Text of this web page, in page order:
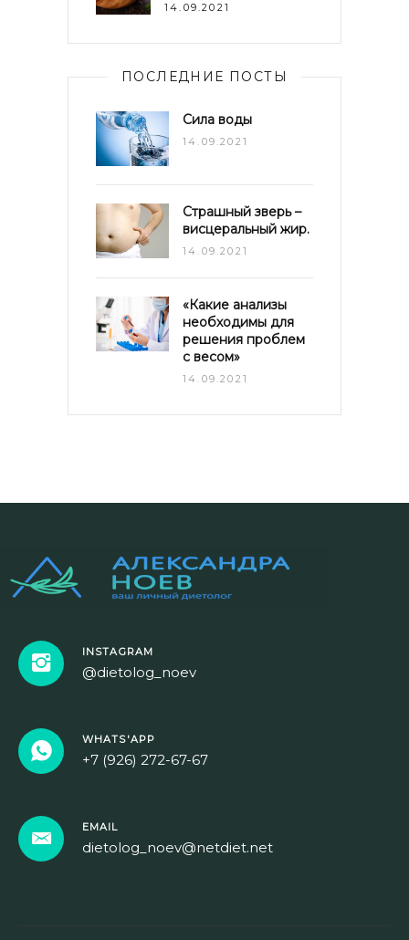
14.09.2021
ПОСЛЕДНИЕ ПОСТЫ
Сила воды
14.09.2021
Страшный зверь –
висцеральный жир.
14.09.2021
«Какие анализы
необходимы для
решения проблем
с весом»
14.09.2021
INSTAGRAM
@dietolog_noev
WHATS'APP
+7 (926) 272-67-67
EMAIL
dietolog_noev@netdiet.net